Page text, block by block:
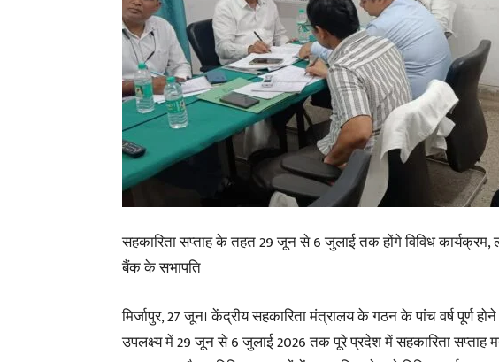
सहकारिता सप्ताह के तहत 29 जून से 6 जुलाई तक होंगे विविध
बैंक के सभापति
मिर्जापुर, 27 जून। केंद्रीय सहकारिता मंत्रालय के गठन के पांच वर्ष पूर्ण
उपलक्ष्य में 29 जून से 6 जुलाई 2026 तक पूरे प्रदेश में सहकारिता सप्ताह